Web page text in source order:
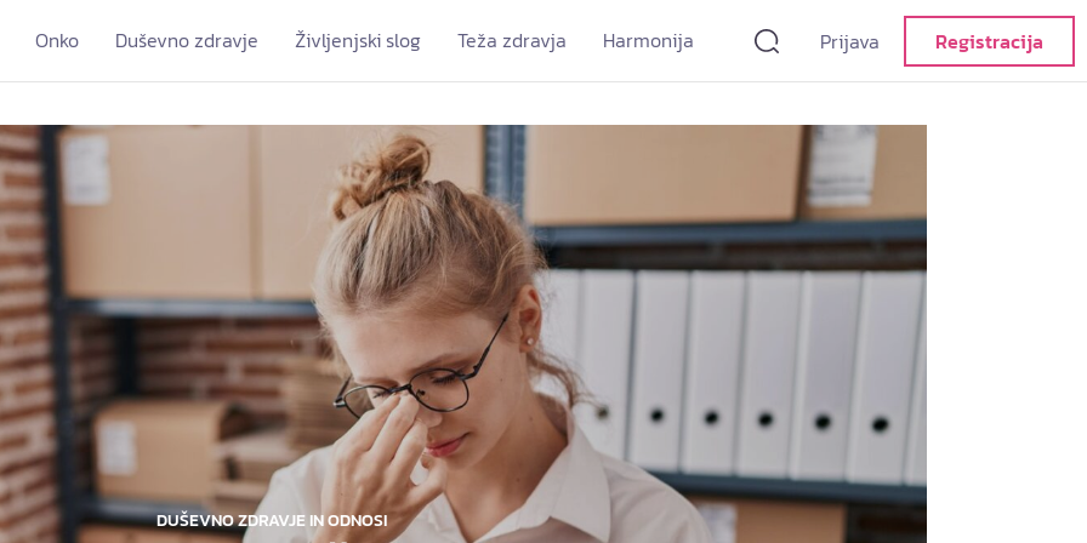
Onko Duševno zdravje Življenjski slog Teža zdravja Harmonija Prijava Registracija
DUŠEVNO ZDRAVJE IN ODNOSI